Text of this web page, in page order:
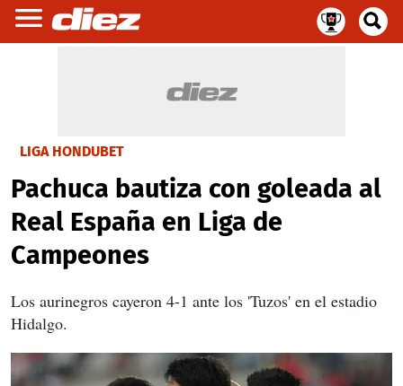
LIGA HONDUBET
Pachuca bautiza con goleada al
Real España en Liga de
Campeones
Los aurinegros cayeron 4-1 ante los 'Tuzos' en el estadio
Hidalgo.